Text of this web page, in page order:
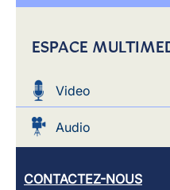
ESPACE
Video
Audio
CONTACTEZ-NOUS